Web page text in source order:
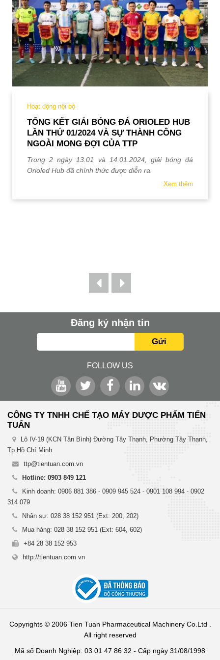
Hoạt động nội bộ
TỔNG KẾT GIẢI BÓNG ĐÁ ORIOLED HUB
LẦN THỨ 01/2024 VÀ SỰ THÀNH CÔNG
NGOÀI MONG ĐỢI CỦA TTP
Trong 2 ngày 13.01 và 14.01.2024, giải bóng đá
Orioled Hub đã chính thức được diễn ra.
Xem thêm
Đăng ký nhận tin
Gửi
FOLLOW US
CÔNG TY TNHH CHẾ TẠO MÁY DƯỢC PHẨM TIẾN
TUẤN
Lô IV-19 (KCN Tân Bình) Đường Tây Thạnh, Phường Tây Thạnh,
Tp.Hồ Chí Minh
ttp@tientuan.com.vn
Hotline: 0903 849 121
Kinh doanh: 0906 881 386 - 0909 945 524 - 0901 108 994 - 0902
314 079
Nhân sự: 028 38 152 951 (Ext: 200, 202)
Mua hàng: 028 38 152 951 (Ext: 604, 602)
+84 28 38 152 953
http://tientuan.com.vn
Copyrights © 2006 Tien Tuan Pharmaceutical Machinery Co.Ltd .
All right reserved
Mã số Doanh Nghiệp: 03 01 47 86 32 - Cấp ngày 31/08/1998
QUY TẮC ỨNG XỬ
MUA HÀNG
TUYỂN DỤNG